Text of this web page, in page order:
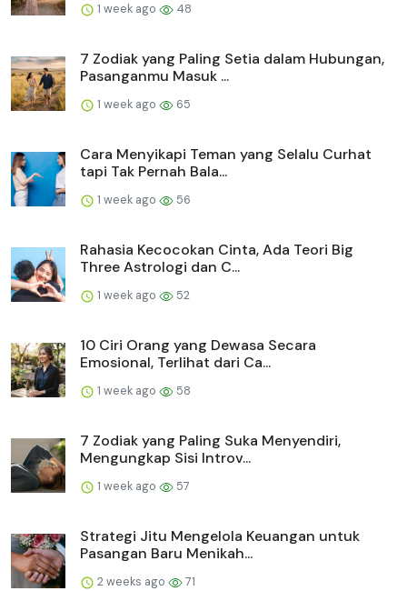
1 week ago 48
7 Zodiak yang Paling Setia dalam Hubungan,
Pasanganmu Masuk ...
1 week ago 65
Cara Menyikapi Teman yang Selalu Curhat
tapi Tak Pernah Bala...
1 week ago 56
Rahasia Kecocokan Cinta, Ada Teori Big
Three Astrologi dan C...
1 week ago 52
10 Ciri Orang yang Dewasa Secara
Emosional, Terlihat dari Ca...
1 week ago 58
7 Zodiak yang Paling Suka Menyendiri,
Mengungkap Sisi Introv...
1 week ago 57
Strategi Jitu Mengelola Keuangan untuk
Pasangan Baru Menikah...
2 weeks ago 71